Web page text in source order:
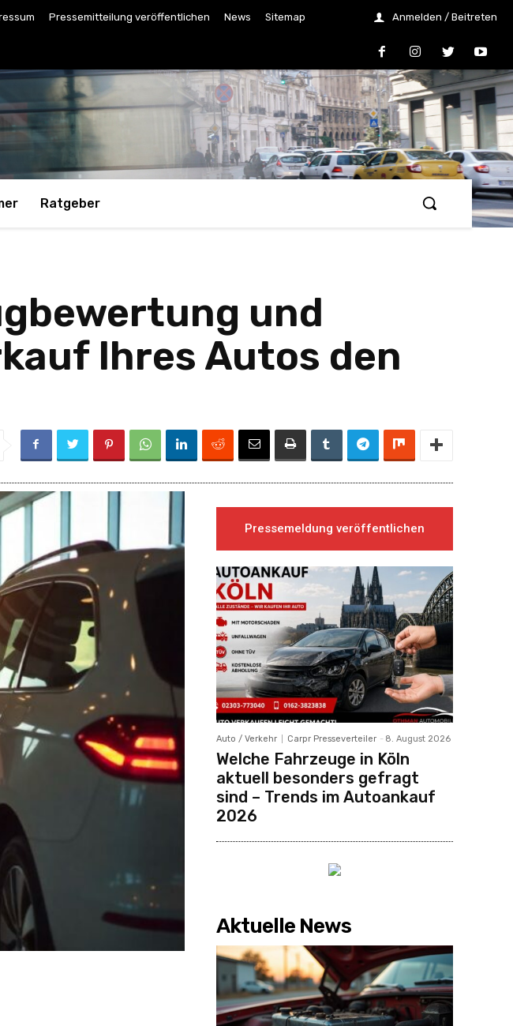
Pressemitteilung veröffentlichen News Sitemap Anmelden / Beitreten
Ratgeber
und
Ihres Autos den
Pressemeldung veröffentlichen
Auto / Verkehr Carpr Presseverteiler - 8. August 2026
Welche Fahrzeuge in Köln
aktuell besonders gefragt
sind – Trends im Autoankauf
2026
Aktuelle News